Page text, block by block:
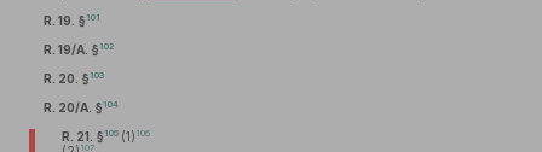
R. 19. § 101
R. 19/A. § 102
R. 20. § 103
R. 20/A. § 104
R. 21. § 105 (1) 106
107